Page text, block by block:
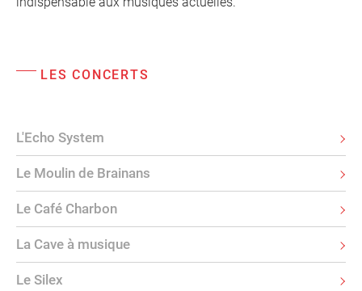
LES CONCERTS
L'Echo System
Le Moulin de Brainans
Le Café Charbon
La Cave à musique
Le Silex